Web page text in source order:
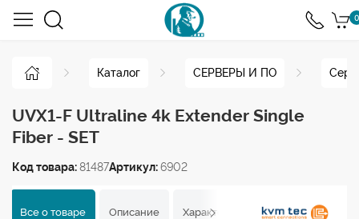
0
Каталог СЕРВЕРЫ И ПО
UVX1-F Ultraline 4k Extender Single
Fiber - SET
Код товара:81487Артикул:6902
Все о товаре Описание Характеристики Отзывы